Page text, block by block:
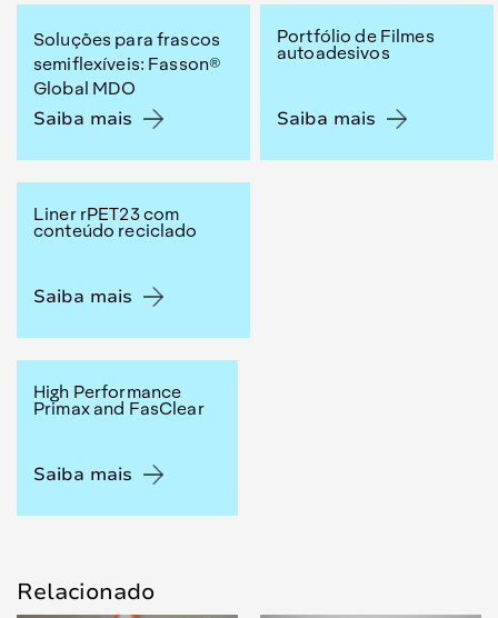
Soluções para frascos
semiflexíveis: Fasson®
Global MDO
Saiba mais
Portfólio de Filmes
autoadesivos
Saiba mais
Liner rPET23 com
conteúdo reciclado
Saiba mais
High Performance
Primax and FasClear
Saiba mais
Relacionado